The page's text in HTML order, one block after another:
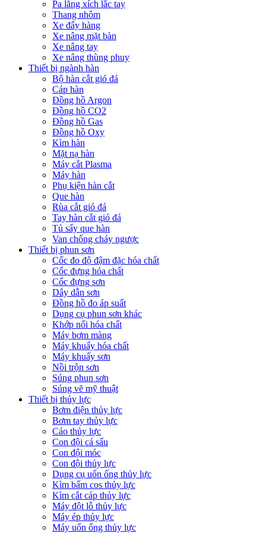
Pa lăng xích lắc tay
Thang nhôm
Xe đẩy hàng
Xe nâng mặt bàn
Xe nâng tay
Xe nâng thùng phuy
Thiết bị ngành hàn
Bộ hàn cắt gió đá
Cáp hàn
Đồng hồ Argon
Đồng hồ CO2
Đồng hồ Gas
Đồng hồ Oxy
Kìm hàn
Mặt nạ hàn
Máy cắt Plasma
Máy hàn
Phụ kiện hàn cắt
Que hàn
Rùa cắt gió đá
Tay hàn cắt gió đá
Tủ sấy que hàn
Van chống cháy ngược
Thiết bị phun sơn
Cốc đo độ đậm đặc hóa chất
Cốc đựng hóa chất
Cốc đựng sơn
Dây dẫn sơn
Đồng hồ đo áp suất
Dụng cụ phun sơn khác
Khớp nối hóa chất
Máy bơm màng
Máy khuấy hóa chất
Máy khuấy sơn
Nồi trộn sơn
Súng phun sơn
Súng vẽ mỹ thuật
Thiết bị thủy lực
Bơm điện thủy lực
Bơm tay thủy lực
Cảo thủy lực
Con đội cá sấu
Con đội móc
Con đội thủy lực
Dụng cụ uốn ống thủy lực
Kìm bấm cos thủy lực
Kìm cắt cáp thủy lực
Máy đột lỗ thủy lực
Máy ép thủy lực
Máy uốn ống thủy lực